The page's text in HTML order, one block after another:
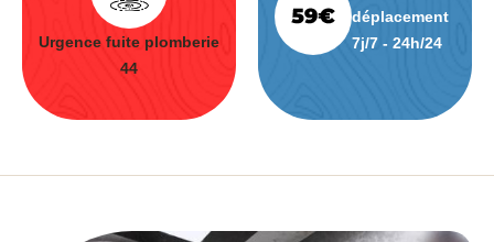
Urgence fuite plomberie
44
déplacement
7j/7 - 24h/24